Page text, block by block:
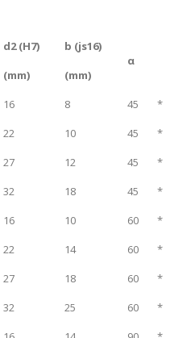
d2 (H7)
b (js16)
α
(mm)
(mm)
16 8 45
*
22 10 45
*
27 12 45
*
32 18 45
*
16 10 60
*
22 14 60
*
27 18 60
*
32 25 60
*